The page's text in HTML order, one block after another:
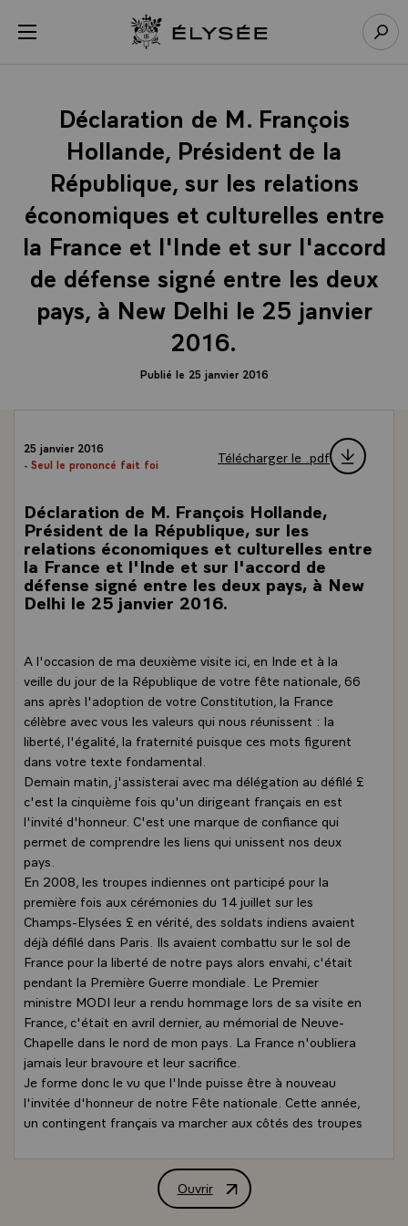
menu Retour à l’accueil Élysée
Déclaration de M. François
Hollande, Président de la
République, sur les relations
économiques et culturelles entre
la France et l'Inde et sur l'accord
de défense signé entre les deux
pays, à New Delhi le 25 janvier
2016.
Publié le 25 janvier 2016
25 janvier 2016
- Seul le prononcé fait foi
Télécharger le .pdf
Déclaration de M. François Hollande,
Président de la République, sur les
relations économiques et culturelles entre
la France et l'Inde et sur l'accord de
défense signé entre les deux pays, à New
Delhi le 25 janvier 2016.
A l'occasion de ma deuxième visite ici, en Inde et à la
veille du jour de la République de votre fête nationale, 66
ans après l'adoption de votre Constitution, la France
célèbre avec vous les valeurs qui nous réunissent : la
liberté, l'égalité, la fraternité puisque ces mots figurent
dans votre texte fondamental.
Demain matin, j'assisterai avec ma délégation au défilé £
c'est la cinquième fois qu'un dirigeant français en est
l'invité d'honneur. C'est une marque de confiance qui
permet de comprendre les liens qui unissent nos deux
pays.
En 2008, les troupes indiennes ont participé pour la
première fois aux cérémonies du 14 juillet sur les
Champs-Elysées £ en vérité, des soldats indiens avaient
déjà défilé dans Paris. Ils avaient combattu sur le sol de
France pour la liberté de notre pays alors envahi, c'était
pendant la Première Guerre mondiale. Le Premier
ministre MODI leur a rendu hommage lors de sa visite en
France, c'était en avril dernier, au mémorial de Neuve-
Chapelle dans le nord de mon pays. La France n'oubliera
jamais leur bravoure et leur sacrifice.
Je forme donc le vu que l'Inde puisse être à nouveau
l'invitée d'honneur de notre Fête nationale. Cette année,
un contingent français va marcher aux côtés des troupes
Notre partenariat stratégique signé en 1998, est solide £
Ouvrir
Déclaration de M. François Hollande,
Panneau de gestion des cookies